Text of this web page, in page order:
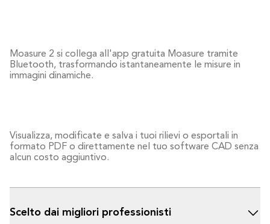
Moasure 2 si collega all'app gratuita Moasure tramite
Bluetooth, trasformando istantaneamente le misure in
immagini dinamiche.
Visualizza, modificate e salva i tuoi rilievi o esportali in
formato PDF o direttamente nel tuo software CAD senza
alcun costo aggiuntivo.
Scelto dai migliori professionisti